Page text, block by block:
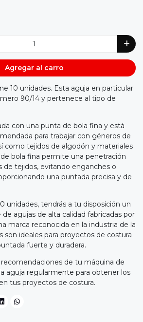
Agregar al carro
10 unidades. Esta aguja en particular
90/14 y pertenece al tipo de
con una punta de bola fina y está
para trabajar con géneros de
como tejidos de algodón y materiales
bola fina permite una penetración
de tejidos, evitando enganches o
una puntada precisa y de
unidades, tendrás a tu disposición un
agujas de alta calidad fabricadas por
marca reconocida en la industria de la
son ideales para proyectos de costura
fuerte y duradera.
recomendaciones de tu máquina de
aguja regularmente para obtener los
tus proyectos de costura.